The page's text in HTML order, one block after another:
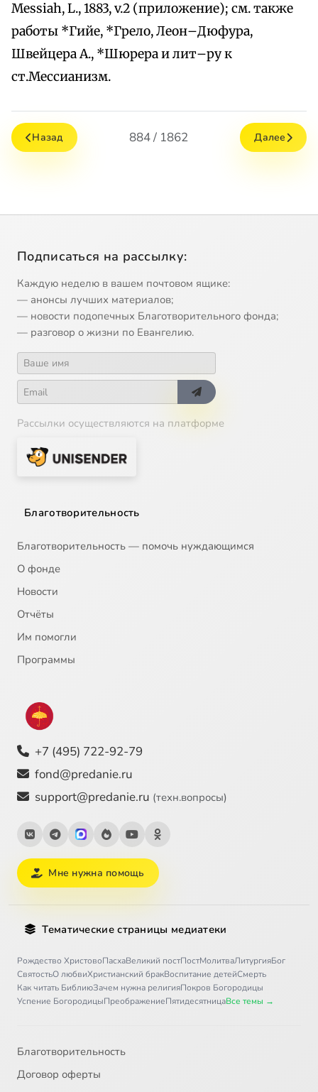
Messiah, L., 1883, v.2 (приложение); см. также
работы *Гийе, *Грело, Леон–Дюфура,
Швейцера А., *Шюрера и лит–ру к
ст.Мессианизм.
Назад 884 / 1862 Далее
Подписаться на рассылку:
Каждую неделю в вашем почтовом ящике:
— анонсы лучших материалов;
— новости подопечных Благотворительного фонда;
— разговор о жизни по Евангелию.
Рассылки осуществляются на платформе
Благотворительность
Благотворительность — помочь нуждающимся
О фонде
Новости
Отчёты
Им помогли
Программы
+7 (495) 722-92-79
fond@predanie.ru
support@predanie.ru (техн.вопросы)
Мне нужна помощь
Тематические страницы медиатеки
Рождество ХристовоПасхаВеликий постПостМолитваЛитургияБог
СвятостьО любвиХристианский бракВоспитание детейСмерть
Как читать БиблиюЗачем нужна религияПокров Богородицы
Успение БогородицыПреображениеПятидесятницаВсе темы →
Благотворительность
Договор оферты